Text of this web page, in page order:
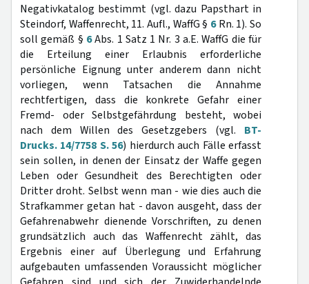
Negativkatalog bestimmt (vgl. dazu Papsthart in
Steindorf, Waffenrecht, 11. Aufl., WaffG § 6Rn. 1). So
soll gemäß § 6Abs. 1 Satz 1 Nr. 3 a.E. WaffG die für
die Erteilung einer Erlaubnis erforderliche
persönliche Eignung unter anderem dann nicht
vorliegen, wenn Tatsachen die Annahme
rechtfertigen, dass die konkrete Gefahr einer
Fremd- oder Selbstgefährdung besteht, wobei
nach dem Willen des Gesetzgebers (vgl. BT-
Drucks. 14/7758 S. 56) hierdurch auch Fälle erfasst
sein sollen, in denen der Einsatz der Waffe gegen
Leben oder Gesundheit des Berechtigten oder
Dritter droht. Selbst wenn man - wie dies auch die
Strafkammer getan hat - davon ausgeht, dass der
Gefahrenabwehr dienende Vorschriften, zu denen
grundsätzlich auch das Waffenrecht zählt, das
Ergebnis einer auf Überlegung und Erfahrung
aufgebauten umfassenden Voraussicht möglicher